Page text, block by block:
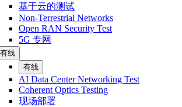
基于云的测试
Non-Terrestrial Networks
Open RAN Security Test
5G 专网
有线
有线
AI Data Center Networking Test
Coherent Optics Testing
现场部署